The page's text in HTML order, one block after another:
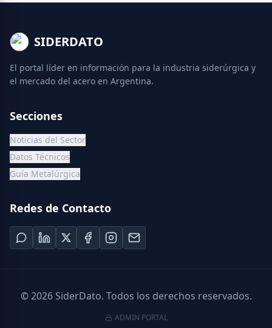
SIDERDATO
El portal líder en información para la industria siderúrgica y
el mercado del acero en Argentina.
Secciones
Noticias del Sector
Datos Técnicos
Guía Metalúrgica
Redes de Contacto
©2026SiderDato. Todos los derechos reservados.
ADMIN PORTAL